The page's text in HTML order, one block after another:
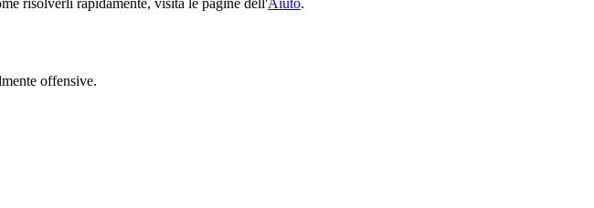
risolverli rapidamente, visita le pagine dell'Aiuto.
offensive.